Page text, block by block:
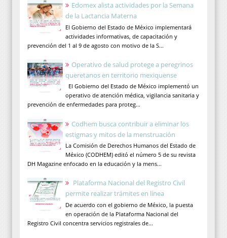
Edomex alista actividades por la Semana
de la Lactancia Materna
El Gobierno del Estado de México implementará
actividades informativas, de capacitación y
prevención del 1 al 9 de agosto con motivo de la S...
Operativo de salud protege a peregrinos
queretanos en territorio mexiquense
El Gobierno del Estado de México implementó un
operativo de atención médica, vigilancia sanitaria y
prevención de enfermedades para proteg...
Codhem busca contribuir a eliminar los
estigmas y mitos de la menstruación
La Comisión de Derechos Humanos del Estado de
México (CODHEM) editó el número 5 de su revista
DH Magazine enfocado en la educación y la mens...
Plataforma Nacional del Registro Civil
permite realizar trámites en línea
De acuerdo con el gobierno de México, la puesta
en operación de la Plataforma Nacional del
Registro Civil concentra servicios registrales de...